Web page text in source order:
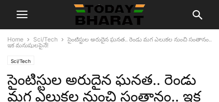
Home Sci/Tech
సైంటిస్టుల అరుదైన ఘనత.. రెండు మగ ఎలుకల నుంచి సంతానం..
ఇక మనుషులపైనే!
Sci/Tech
సైంటిస్టుల అరుదైన ఘనత.. రెండు
మగ ఎలుకల నుంచి సంతానం.. ఇక